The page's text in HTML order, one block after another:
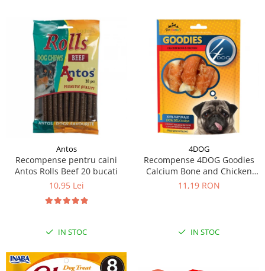
Antos
Recompense pentru caini
Antos Rolls Beef 20 bucati
10,95 Lei
IN STOC
4DOG
Recompense 4DOG Goodies
Calcium Bone and Chicken
100g
11,19 RON
IN STOC